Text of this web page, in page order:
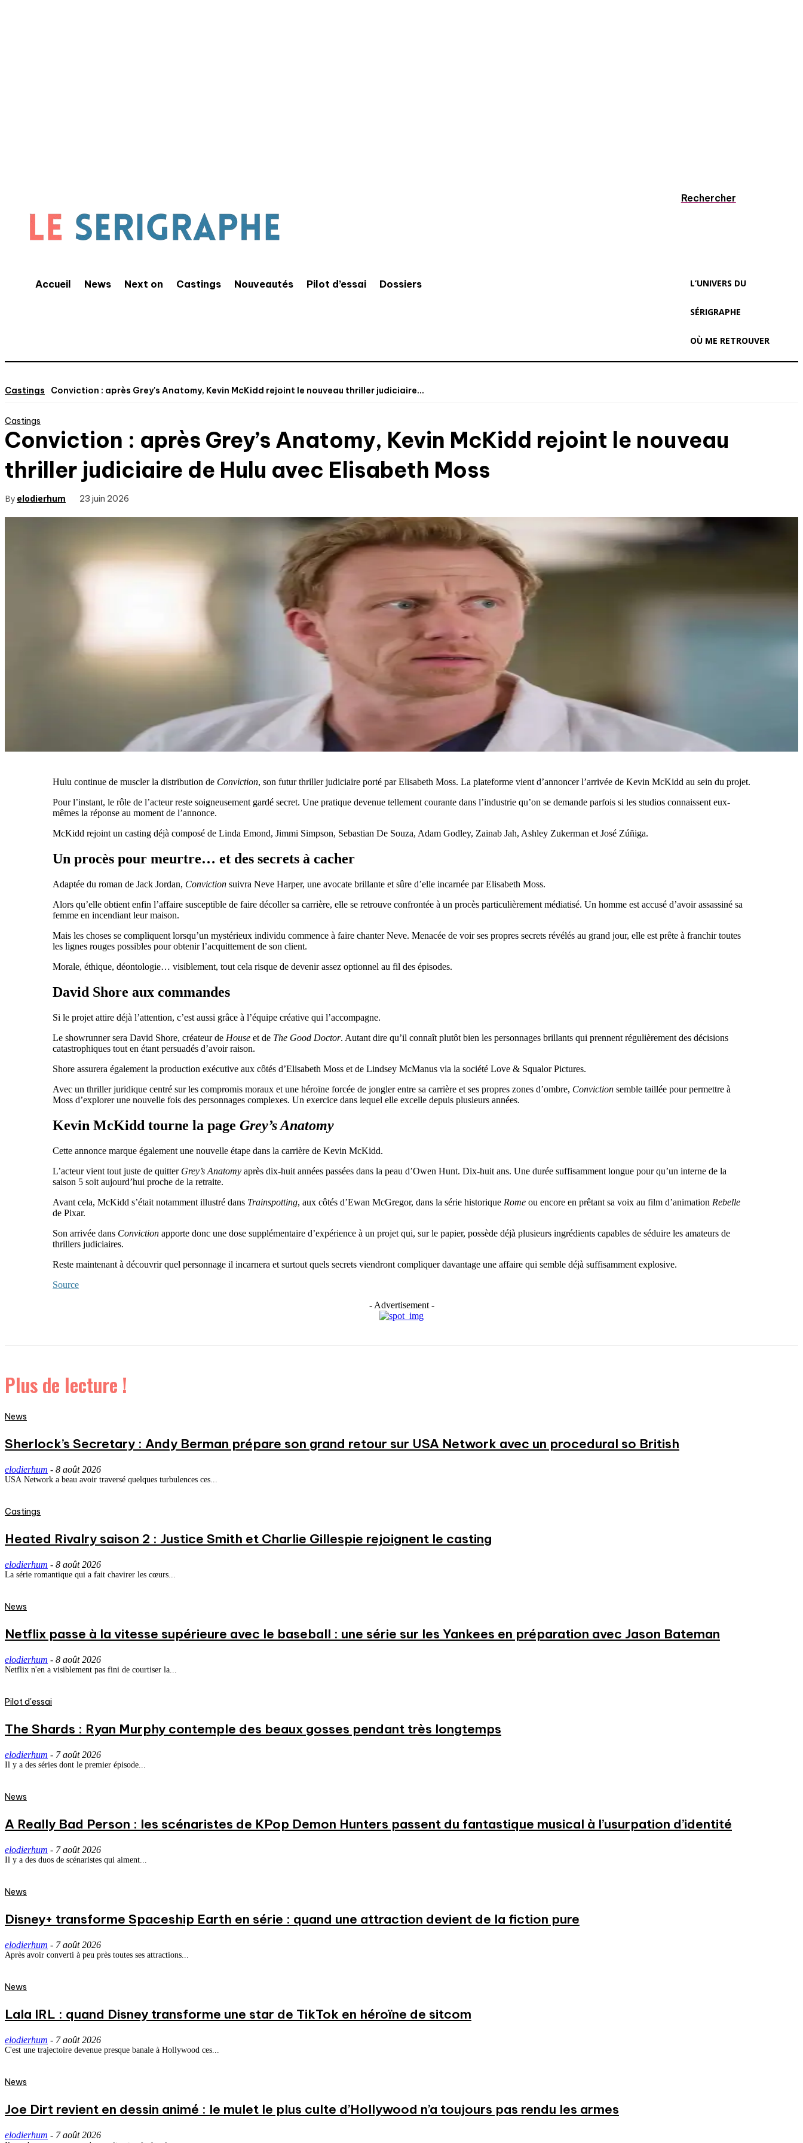
Accueil News Next on Castings Nouveautés Pilot d’essai Dossiers
Rechercher
L’UNIVERS DU
SÉRIGRAPHE
OÙ ME RETROUVER
Castings Conviction : après Grey's Anatomy, Kevin McKidd rejoint le nouveau thriller judiciaire...
Castings
Conviction : après Grey’s Anatomy, Kevin McKidd rejoint le nouveau
thriller judiciaire de Hulu avec Elisabeth Moss
By elodierhum 23 juin 2026
Hulu continue de muscler la distribution de Conviction, son futur thriller judiciaire porté par Elisabeth Moss. La plateforme vient d’annoncer l’arrivée de Kevin McKidd au sein du projet.
Pour l’instant, le rôle de l’acteur reste soigneusement gardé secret. Une pratique devenue tellement courante dans l’industrie qu’on se demande parfois si les studios connaissent eux-
mêmes la réponse au moment de l’annonce.
McKidd rejoint un casting déjà composé de Linda Emond, Jimmi Simpson, Sebastian De Souza, Adam Godley, Zainab Jah, Ashley Zukerman et José Zúñiga.
Un procès pour meurtre… et des secrets à cacher
Adaptée du roman de Jack Jordan, Conviction suivra Neve Harper, une avocate brillante et sûre d’elle incarnée par Elisabeth Moss.
Alors qu’elle obtient enfin l’affaire susceptible de faire décoller sa carrière, elle se retrouve confrontée à un procès particulièrement médiatisé. Un homme est accusé d’avoir assassiné sa
femme en incendiant leur maison.
Mais les choses se compliquent lorsqu’un mystérieux individu commence à faire chanter Neve. Menacée de voir ses propres secrets révélés au grand jour, elle est prête à franchir toutes
les lignes rouges possibles pour obtenir l’acquittement de son client.
Morale, éthique, déontologie… visiblement, tout cela risque de devenir assez optionnel au fil des épisodes.
David Shore aux commandes
Si le projet attire déjà l’attention, c’est aussi grâce à l’équipe créative qui l’accompagne.
Le showrunner sera David Shore, créateur de House et de The Good Doctor. Autant dire qu’il connaît plutôt bien les personnages brillants qui prennent régulièrement des décisions
catastrophiques tout en étant persuadés d’avoir raison.
Shore assurera également la production exécutive aux côtés d’Elisabeth Moss et de Lindsey McManus via la société Love & Squalor Pictures.
Avec un thriller juridique centré sur les compromis moraux et une héroïne forcée de jongler entre sa carrière et ses propres zones d’ombre, Conviction semble taillée pour permettre à
Moss d’explorer une nouvelle fois des personnages complexes. Un exercice dans lequel elle excelle depuis plusieurs années.
Kevin McKidd tourne la page Grey’s Anatomy
Cette annonce marque également une nouvelle étape dans la carrière de Kevin McKidd.
L’acteur vient tout juste de quitter Grey’s Anatomy après dix-huit années passées dans la peau d’Owen Hunt. Dix-huit ans. Une durée suffisamment longue pour qu’un interne de la
saison 5 soit aujourd’hui proche de la retraite.
Avant cela, McKidd s’était notamment illustré dans Trainspotting, aux côtés d’Ewan McGregor, dans la série historique Rome ou encore en prêtant sa voix au film d’animation Rebelle
de Pixar.
Son arrivée dans Conviction apporte donc une dose supplémentaire d’expérience à un projet qui, sur le papier, possède déjà plusieurs ingrédients capables de séduire les amateurs de
thrillers judiciaires.
Reste maintenant à découvrir quel personnage il incarnera et surtout quels secrets viendront compliquer davantage une affaire qui semble déjà suffisamment explosive.
Source
- Advertisement -
Plus de lecture !
News
Sherlock’s Secretary : Andy Berman prépare son grand retour sur USA Network avec un procedural so British
elodierhum - 8 août 2026
USA Network a beau avoir traversé quelques turbulences ces...
Castings
Heated Rivalry saison 2 : Justice Smith et Charlie Gillespie rejoignent le casting
elodierhum - 8 août 2026
La série romantique qui a fait chavirer les cœurs...
News
Netflix passe à la vitesse supérieure avec le baseball : une série sur les Yankees en préparation avec Jason Bateman
elodierhum - 8 août 2026
Netflix n'en a visiblement pas fini de courtiser la...
Pilot d'essai
The Shards : Ryan Murphy contemple des beaux gosses pendant très longtemps
elodierhum - 7 août 2026
Il y a des séries dont le premier épisode...
News
A Really Bad Person : les scénaristes de KPop Demon Hunters passent du fantastique musical à l’usurpation d’identité
elodierhum - 7 août 2026
Il y a des duos de scénaristes qui aiment...
News
Disney+ transforme Spaceship Earth en série : quand une attraction devient de la fiction pure
elodierhum - 7 août 2026
Après avoir converti à peu près toutes ses attractions...
News
Lala IRL : quand Disney transforme une star de TikTok en héroïne de sitcom
elodierhum - 7 août 2026
C'est une trajectoire devenue presque banale à Hollywood ces...
News
Joe Dirt revient en dessin animé : le mulet le plus culte d’Hollywood n’a toujours pas rendu les armes
elodierhum - 7 août 2026